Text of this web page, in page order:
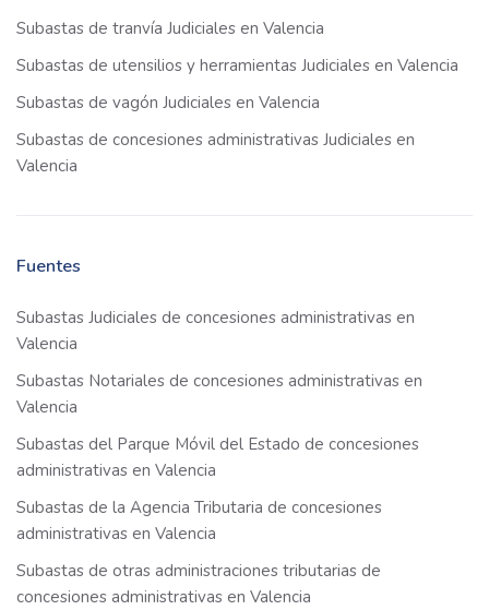
Subastas de tranvía Judiciales en Valencia
Subastas de utensilios y herramientas Judiciales en Valencia
Subastas de vagón Judiciales en Valencia
Subastas de concesiones administrativas Judiciales en
Valencia
Fuentes
Subastas Judiciales de concesiones administrativas en
Valencia
Subastas Notariales de concesiones administrativas en
Valencia
Subastas del Parque Móvil del Estado de concesiones
administrativas en Valencia
Subastas de la Agencia Tributaria de concesiones
administrativas en Valencia
Subastas de otras administraciones tributarias de
concesiones administrativas en Valencia